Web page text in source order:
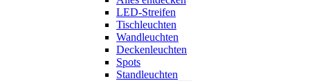
LED-Streifen
Tischleuchten
Wandleuchten
Deckenleuchten
Spots
Standleuchten